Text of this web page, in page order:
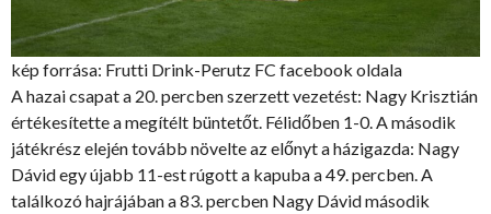
kép forrása: Frutti Drink-Perutz FC facebook oldala
A hazai csapat a 20. percben szerzett vezetést: Nagy Krisztián
értékesítette a megítélt büntetőt. Félidőben 1-0. A második
játékrész elején tovább növelte az előnyt a házigazda: Nagy
Dávid egy újabb 11-est rúgott a kapuba a 49. percben. A
találkozó hajrájában a 83. percben Nagy Dávid második